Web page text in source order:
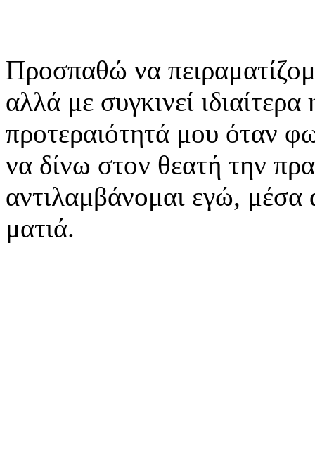
Προσπαθώ να
αλλά με συγκινεί
προτεραιότητά μου όταν
να δίνω στον θεατή την
αντιλαμβάνομαι εγώ,
ματιά.